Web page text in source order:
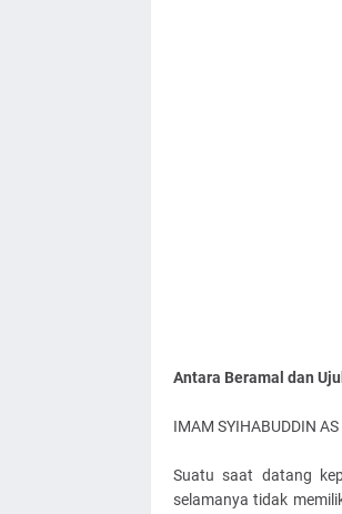
Antara Beramal dan
IMAM SYIHABUDDIN
Suatu saat datang
selamanya tidak